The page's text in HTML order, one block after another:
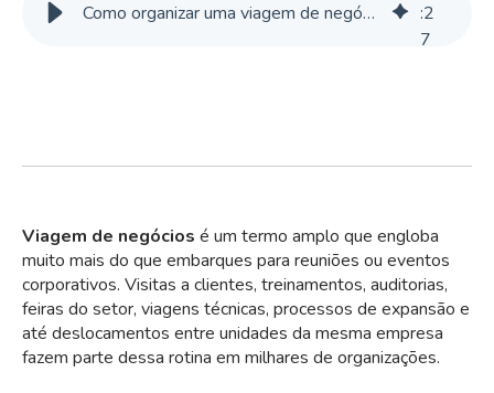
Como organizar uma viagem de negócios? Principais custos e passo a passo
:2
7
Viagem de negócios é um termo amplo que engloba
muito mais do que embarques para reuniões ou eventos
corporativos. Visitas a clientes, treinamentos, auditorias,
feiras do setor, viagens técnicas, processos de expansão e
até deslocamentos entre unidades da mesma empresa
fazem parte dessa rotina em milhares de organizações.